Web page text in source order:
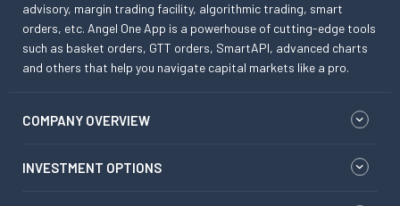
advisory, margin trading facility, algorithmic trading, smart
orders, etc. Angel One App is a powerhouse of cutting-edge tools
such as basket orders, GTT orders, SmartAPI, advanced charts
and others that help you navigate capital markets like a pro.
COMPANY OVERVIEW
INVESTMENT OPTIONS